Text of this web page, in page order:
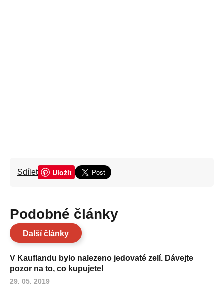
Sdílet Uložit
Podobné články
Další články
V Kauflandu bylo nalezeno jedovaté zelí. Dávejte
pozor na to, co kupujete!
29. 05. 2019